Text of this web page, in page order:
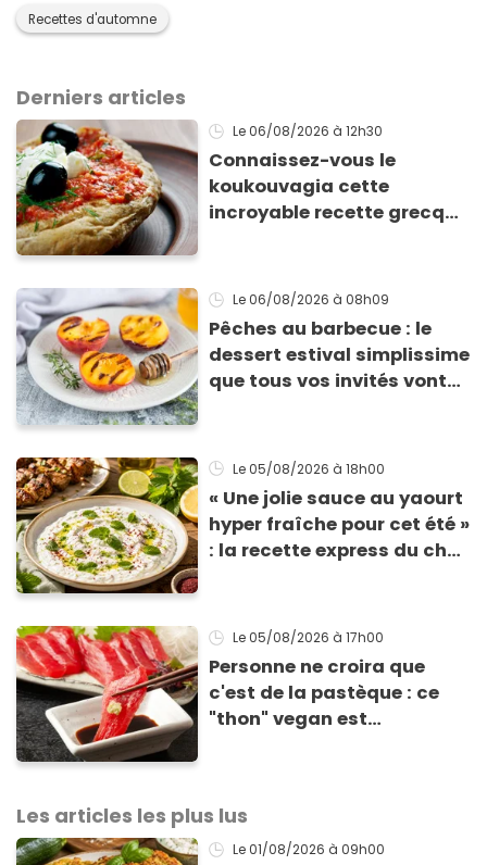
Recettes d'automne
Derniers articles
Le 06/08/2026 à 12h30
Connaissez-vous le
koukouvagia cette
incroyable recette grecque
Le 06/08/2026 à 08h09
Pêches au barbecue : le
dessert estival simplissime
que tous vos invités vont
Le 05/08/2026 à 18h00
« Une jolie sauce au yaourt
hyper fraîche pour cet été »
: la recette express du chef
grillades
Le 05/08/2026 à 17h00
Personne ne croira que
c'est de la pastèque : ce
"thon" vegan est
Les articles les plus lus
Le 01/08/2026 à 09h00